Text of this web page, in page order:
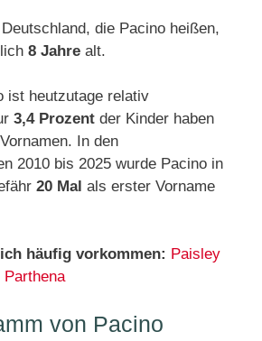
die Pacino heißen,
8 Jahre alt.
ist heutzutage relativ
3,4 Prozent der Kinder haben
In den
2010 bis 2025 wurde Pacino in
20 Mal als erster Vorname
häufig vorkommen: Paisley
Parthena
von Pacino